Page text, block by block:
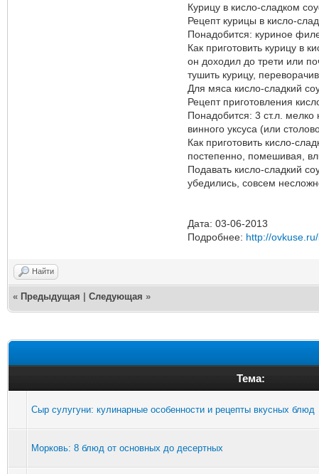
Курицу в кисло-сладком
Рецепт курицы в кисло-
Понадобится: куриное
Как приготовить курицу в
он доходил до трети или
тушить курицу,
Для мяса кисло-сладкий
Рецепт приготовления
Понадобится: 3 ст.л. мелко
винного уксуса (или
Как приготовить кисло-
постепенно, помешивая,
Подавать кисло-сладкий
убедились, совсем
Дата: 03-06-2013
Подробнее: http://
Найти
« Предыдущая Следующая »
Тема:
Сыр сулугуни: кулинарные особенности и рецепты вкусных блюд
Морковь: 8 блюд от основных до десертных